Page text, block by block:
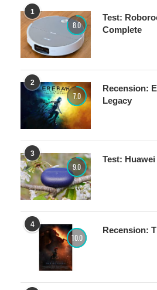
1
8.0
Test:
Complete
2
7.0
Recension:
Legacy
3
9.0
Test:
4
10.0
Recension: